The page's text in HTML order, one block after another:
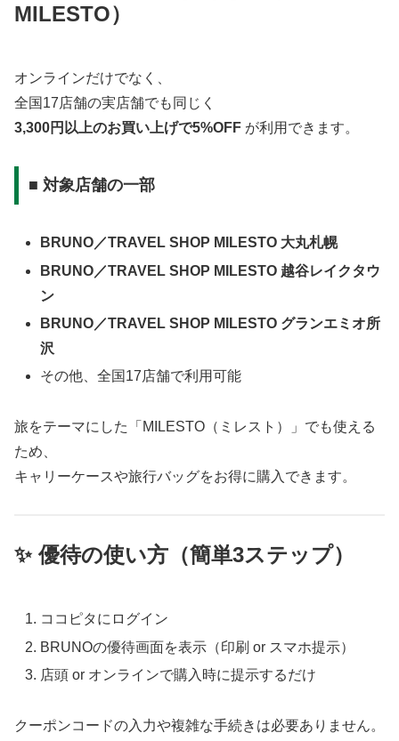
MILESTO）
オンラインだけでなく、
全国17店舗の実店舗でも同じく
3,300円以上のお買い上げで5%OFF が利用できます。
■ 対象店舗の一部
BRUNO／TRAVEL SHOP MILESTO 大丸札幌
BRUNO／TRAVEL SHOP MILESTO 越谷レイクタウ
ン
BRUNO／TRAVEL SHOP MILESTO グランエミオ所
沢
その他、全国17店舗で利用可能
旅をテーマにした「MILESTO（ミレスト）」でも使える
ため、
キャリーケースや旅行バッグをお得に購入できます。
✨ 優待の使い方（簡単3ステップ）
ココピタにログイン
BRUNOの優待画面を表示（印刷 or スマホ提示）
店頭 or オンラインで購入時に提示するだけ
クーポンコードの入力や複雑な手続きは必要ありません。